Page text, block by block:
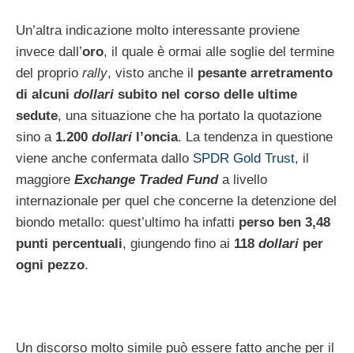
Un’altra indicazione molto interessante proviene
invece dall’oro, il quale è ormai alle soglie del termine
del proprio rally, visto anche il pesante arretramento
di alcuni dollari subito nel corso delle ultime
sedute, una situazione che ha portato la quotazione
sino a 1.200 dollari l’oncia. La tendenza in questione
viene anche confermata dallo SPDR Gold Trust, il
maggiore Exchange Traded Funda livello
internazionale per quel che concerne la detenzione del
biondo metallo: quest’ultimo ha infatti perso ben 3,48
punti percentuali, giungendo fino ai 118 dollari per
ogni pezzo.
Un discorso molto simile può essere fatto anche per il